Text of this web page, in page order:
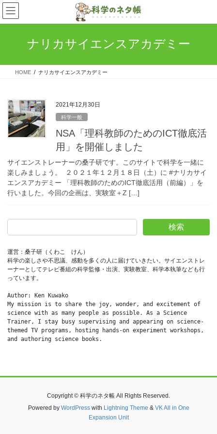
コ
ン
テ
ス
ナ
ビ
ゲ
ン
ナリカサイエンスアカデミー
HOME ナリカサイエンスアカデミー
2021年12月30日
科学一般
NSA「理科教師のためのICT徹底活
用」を開催しました
サイエンストレーナーの桑子研です。このサイトで科学を一緒に
楽しみましょう。 ２０２１年１２月１８日（土）に #ナリカサイ
エンスアカデミー 「理科教師のためのICT徹底活用（前編）」を
行いました。今回の企画は、実験室＋Z […]
検索
運営：桑子研（くわこ　けん）
科学の楽しさや不思議、感動を多くの人に届けていきたい。サイエンストレ
ーナーとしてテレビ番組の科学監修・出演、実験教室、科学本執筆なども行
っています。
Author: Ken Kuwako
My mission is to share the joy, wonder, and excitement of
science with as many people as possible. As a Science
Trainer, I stay busy supervising and appearing on science-
themed TV programs, hosting hands-on experiment workshops,
and authoring science books.
Copyright © 科学のネタ帳 All Rights Reserved.
Powered by WordPresswith Lightning Theme & VK All in One
Expansion Unit